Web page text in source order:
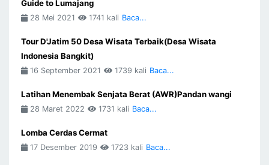
Guide to Lumajang
28 Mei 2021 1741 kali Baca...
Tour D'Jatim 50 Desa Wisata Terbaik(Desa Wisata
Indonesia Bangkit)
16 September 2021 1739 kali Baca...
Latihan Menembak Senjata Berat (AWR)Pandan wangi
28 Maret 2022 1731 kali Baca...
Lomba Cerdas Cermat
17 Desember 2019 1723 kali Baca...